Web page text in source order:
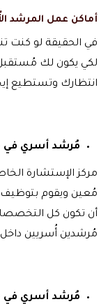
أماكن عمل المرشد
في الحقيقة لو كنت
لكي يكون لك
انتظارك وتستطيع
مُرشد أسري في
مركز الإستشارة
مُعين ويقوم بتوظيف
أن تكون كل
مُرشدين أُسريين داخل
مُرشد أسري في